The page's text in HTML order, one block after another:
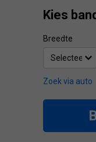
Kies
Breedte
Zoek via auto